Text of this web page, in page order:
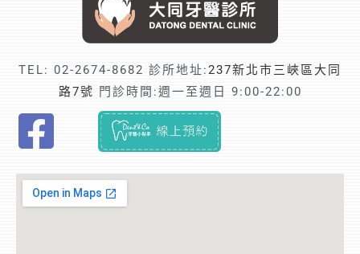
TEL: 02-2674-8682 診所地址:237新北市三峽區大同
路7號 門診時間:週一至週日 9:00-22:00
F
d